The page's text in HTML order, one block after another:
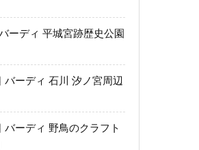
ーディ 平城宮跡歴史公園
ーディ 石川 汐ノ宮周辺
ーディ 野鳥のクラフト